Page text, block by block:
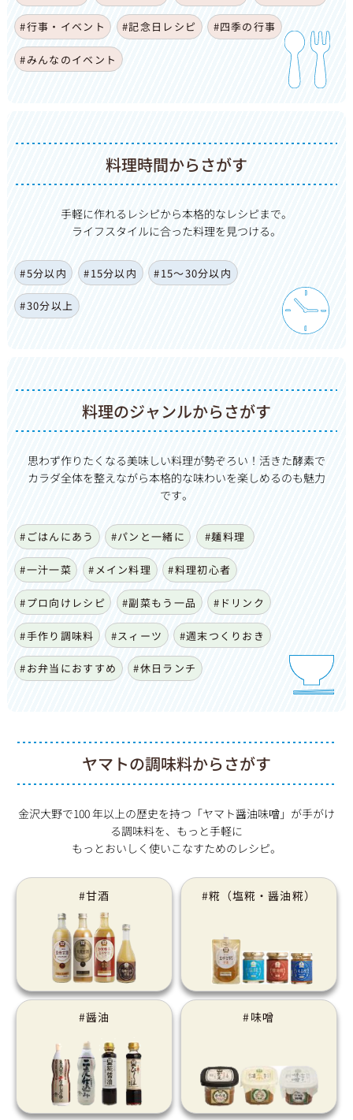
#行事・イベント #記念日レシピ #四季の行事
#みんなのイベント
料理時間からさがす
手軽に作れるレシピから本格的なレシピまで。
ライフスタイルに合った料理を見つける。
#5分以内 #15分以内 #15〜30分以内
#30分以上
料理のジャンルからさがす
思わず作りたくなる美味しい料理が勢ぞろい！活きた酵素で
カ ラダ全体を整えながら本格的な味わいを楽しめるのも魅力
です。
#ごはんにあう #パンと一緒に #麺料理
#一汁一菜 #メイン料理 #料理初心者
#プロ向けレシピ #副菜もう一品 #ドリンク
#手作り調味料 #スィーツ #週末つくりおき
#お弁当におすすめ #休日ランチ
ヤマトの調味料からさがす
金沢大野で100 年以上の歴史を持つ「ヤマト醤油味噌」が手がけ
る調味料を、もっと手軽に
もっとおいしく使いこなすためのレシピ。
#甘酒 #糀（塩糀・醤油糀）
#醤油 #味噌